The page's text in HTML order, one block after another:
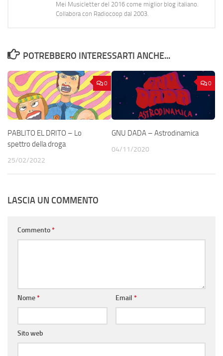
Mei Musicletter del 2016 come miglior blog italiano.
Collabora con Radiocoop dal 2003.
POTREBBERO INTERESSARTI ANCHE...
0
PABLITO EL DRITO – Lo
spettro della droga
25/02/2022
0
GNU DADA – Astrodinamica
04/11/2020
LASCIA UN COMMENTO
Commento*
Nome* Email *
Sito web